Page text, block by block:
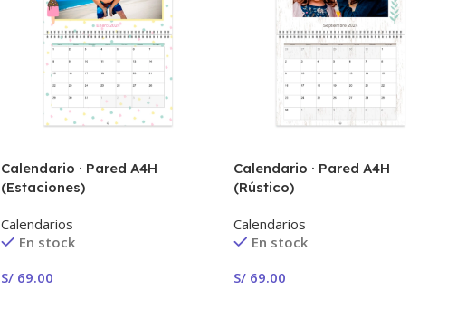
Calendario · Pared A4H
(Estaciones)
Calendarios
En stock
S/ 69.00
Calendario · Pared A4H
(Rústico)
Calendarios
En stock
S/ 69.00